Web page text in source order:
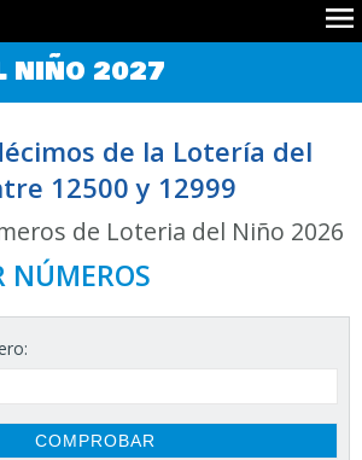
NiñoNIÑO 2027
de la Lotería del
12500 y 12999
de Loteria del Niño 2026
NÚMEROS